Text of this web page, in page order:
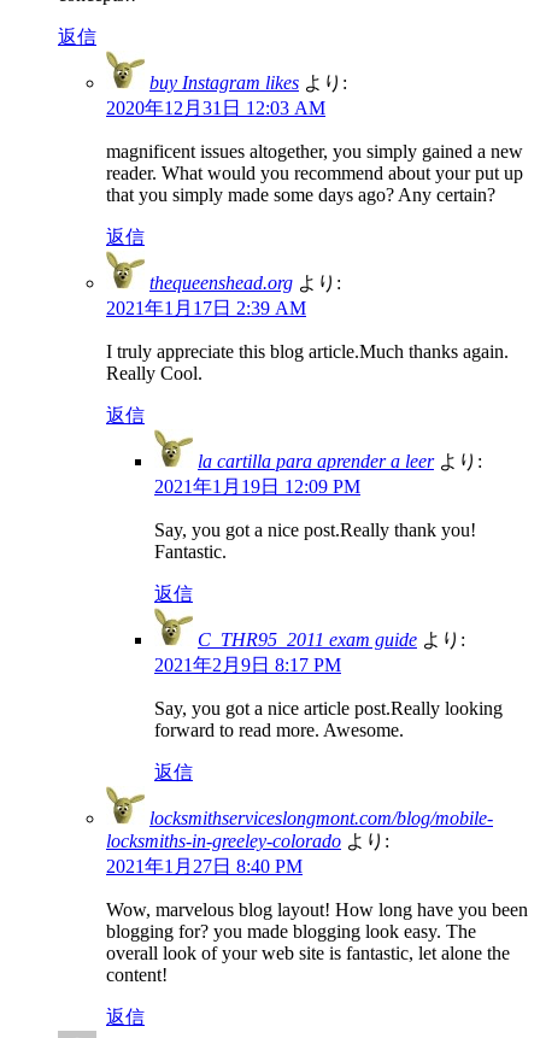
返信
buy Instagram likes より:
2020年12月31日 12:03 AM
magnificent issues altogether, you simply gained a new
reader. What would you recommend about your put up
that you simply made some days ago? Any certain?
返信
thequeenshead.org より:
2021年1月17日 2:39 AM
I truly appreciate this blog article.Much thanks again.
Really Cool.
返信
la cartilla para aprender a leer より:
2021年1月19日 12:09 PM
Say, you got a nice post.Really thank you!
Fantastic.
返信
C_THR95_2011 exam guide より:
2021年2月9日 8:17 PM
Say, you got a nice article post.Really looking
forward to read more. Awesome.
返信
locksmithserviceslongmont.com/blog/mobile-
locksmiths-in-greeley-colorado より:
2021年1月27日 8:40 PM
Wow, marvelous blog layout! How long have you been
blogging for? you made blogging look easy. The
overall look of your web site is fantastic, let alone the
content!
返信